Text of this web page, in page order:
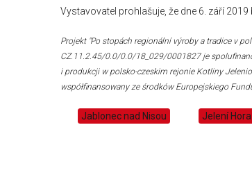
Vystavovatel prohlašuje, že dne 6. září
Projekt "Po stopách regionální výroby a tradice v
CZ.11.2.45/0.0/0.0/18_029/0001827 je
i produkcji w polsko-czeskim rejonie Kotliny
współfinansowany ze środków Europejskiego
Jablonec nad Nisou Jelení Hora